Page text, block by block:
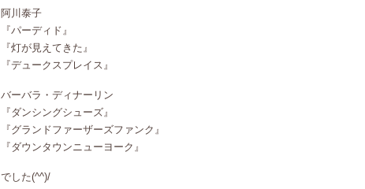
阿川泰子
『パーディド』
『灯が見えてきた』
『デュークスプレイス』
バーバラ・ディナーリン
『ダンシングシューズ』
『グランドファーザーズファンク』
『ダウンタウンニューヨーク』
でした(^^)/